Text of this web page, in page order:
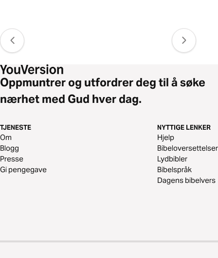
Oppmuntrer og utfordrer deg til å søke
nærhet med Gud hver dag.
TJENESTE
Om
Blogg
Presse
Gi pengegave
NYTTIGE LENKER
Hjelp
Bibeloversettelser
Lydbibler
Bibelspråk
Dagens bibelvers